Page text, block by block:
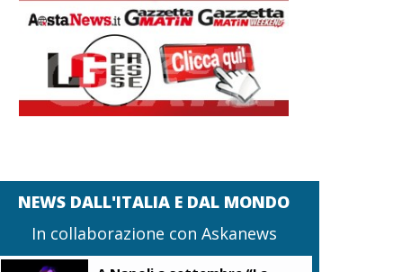
NEWS DALL'ITALIA E DAL MONDO
In collaborazione con Askanews